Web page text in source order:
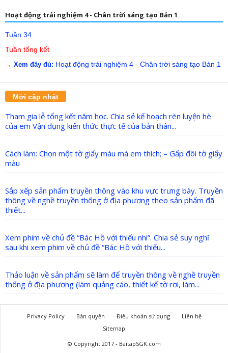
Hoạt động trải nghiệm 4 - Chân trời sáng tạo Bản 1
Tuần 34
Tuần tổng kết
→ Xem đầy đủ: Hoạt động trải nghiệm 4 - Chân trời sáng tạo Bản 1
Mới cập nhật
Tham gia lễ tổng kết năm học. Chia sẻ kế hoạch rèn luyện hè
của em Vận dụng kiến thức thực tế của bản thân...
Cách làm: Chọn một tờ giấy màu mà em thích; – Gấp đôi tờ giấy
màu
Sắp xếp sản phẩm truyền thông vào khu vực trưng bày. Truyền
thông về nghề truyền thống ở địa phương theo sản phẩm đã
thiết...
Xem phim về chủ đề “Bác Hồ với thiếu nhi”. Chia sẻ suy nghĩ
sau khi xem phim về chủ đề “Bác Hồ với thiếu...
Thảo luận về sản phẩm sẽ làm để truyền thông về nghề truyền
thống ở địa phương (làm quảng cáo, thiết kế tờ rơi, làm...
Privacy Policy Bản quyền Điều khoản sử dụng
Liên hệ
Sitemap
© Copyright 2017 - BaitapSGK.com